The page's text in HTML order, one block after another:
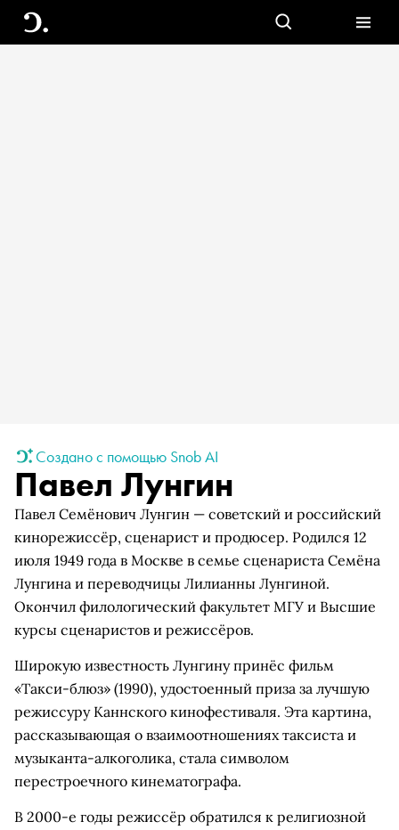
Создано с помощью Snob AI
Павел Лунгин
Павел Семёнович Лунгин — советский и российский
кинорежиссёр, сценарист и продюсер. Родился 12
июля 1949 года в Москве в семье сценариста Семёна
Лунгина и переводчицы Лилианны Лунгиной.
Окончил филологический факультет МГУ и Высшие
курсы сценаристов и режиссёров.
Широкую известность Лунгину принёс фильм
«Такси-блюз» (1990), удостоенный приза за лучшую
режиссуру Каннского кинофестиваля. Эта картина,
рассказывающая о взаимоотношениях таксиста и
музыканта-алкоголика, стала символом
перестроечного кинематографа.
В 2000-е годы режиссёр обратился к религиозной